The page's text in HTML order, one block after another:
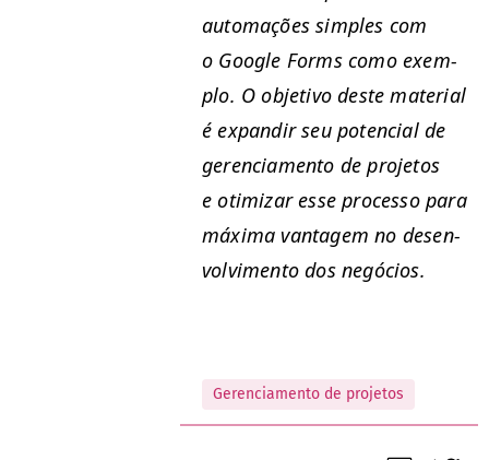
automações sim­ples com
o Google Forms como exem­
p­lo. O obje­ti­vo deste mate­r­i­al
é expandir seu poten­cial de
geren­ci­a­men­to de pro­je­tos
e otimizar esse proces­so para
máx­i­ma van­tagem no desen­
volvi­men­to dos negócios.
Gerenciamento de projetos